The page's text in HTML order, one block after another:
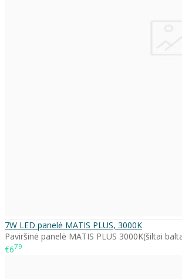
7W LED panelė MATIS PLUS, 3000K
Paviršinė panelė MATIS PLUS 3000K(šiltai
€679